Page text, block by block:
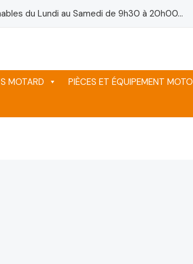
du Lundi au Samedi de 9h30 à 20h00...
MOTARD PIÈCES ET ÉQUIPEMENT MOTO